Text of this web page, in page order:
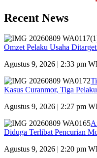
Recent News
Omzet Pelaku Usaha
Agustus 9, 2026 | 2:33 pm
Kasus Curanmor, Tiga
Agustus 9, 2026 | 2:27 pm
Diduga Terlibat Pencurian
Agustus 9, 2026 | 2:20 pm